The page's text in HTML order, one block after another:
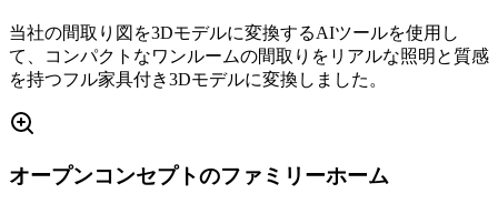
当社の間取り図を3Dモデルに変換するAIツールを使用し
て、コンパクトなワンルームの間取りをリアルな照明と質感
を持つフル家具付き3Dモデルに変換しました。
オープンコンセプトのファミリーホーム